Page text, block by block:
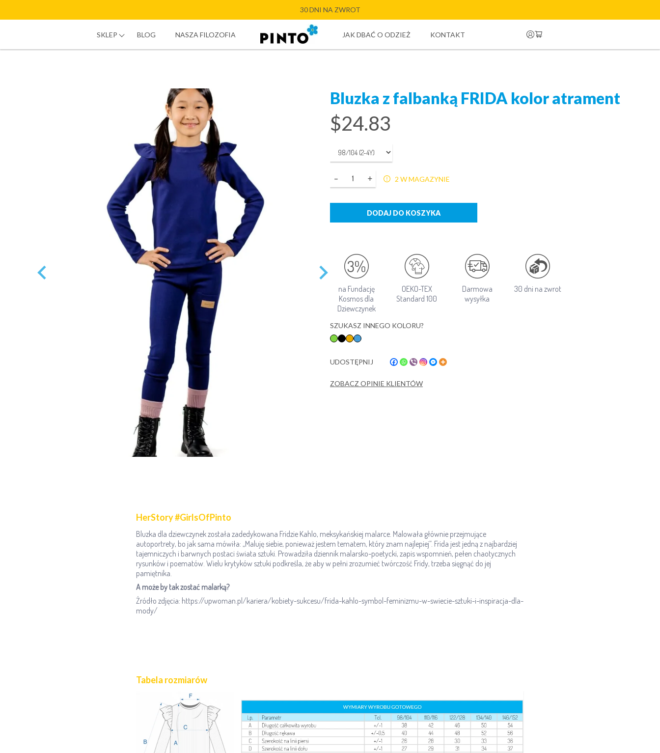
30 DNI NA ZWROT
SKLEP BLOG NASZA FILOZOFIA JAK DBAĆ O ODZIEŻ KONTAKT
Bluzka z falbanką FRIDA kolor atrament
$24.83
2 W MAGAZYNIE
DODAJ DO KOSZYKA
na Fundację
Kosmos dla
Dziewczynek
OEKO-TEX
Standard 100
Darmowa
wysyłka
30 dni na zwrot
SZUKASZ INNEGO KOLORU?
UDOSTĘPNIJ
ZOBACZ OPINIE KLIENTÓW
HerStory #GirlsOfPinto
Bluzka dla dziewczynek została zadedykowana Fridzie Kahlo, meksykańskiej malarce. Malowała głównie przejmujące
autoportrety, bo jak sama mówiła: „Maluję siebie, ponieważ jestem tematem, który znam najlepiej”. Frida jest jedną z najbardziej
tajemniczych i barwnych postaci świata sztuki. Prowadziła dziennik malarsko-poetycki, zapis wspomnień, pełen chaotycznych
rysunków i poematów. Wielu krytyków sztuki podkreśla, że aby w pełni zrozumieć twórczość Fridy, trzeba sięgnąć do jej
pamiętnika.
A może by tak zostać malarką?
Źródło zdjęcia: https://upwoman.pl/kariera/kobiety-sukcesu/frida-kahlo-symbol-feminizmu-w-swiecie-sztuki-i-inspiracja-dla-
mody/
Tabela rozmiarów